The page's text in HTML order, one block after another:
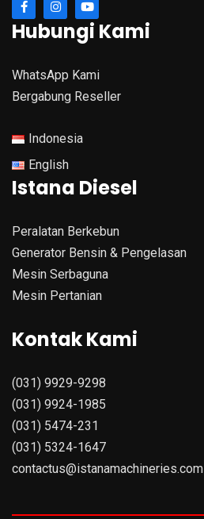
Hubungi Kami
WhatsApp Kami
Bergabung Reseller
Indonesia
English
Istana Diesel
Peralatan Berkebun
Generator Bensin & Pengelasan
Mesin Serbaguna
Mesin Pertanian
Kontak Kami
(031) 9929-9298
(031) 9924-1985
(031) 5474-231
(031) 5324-1647
contactus@istanamachineries.com